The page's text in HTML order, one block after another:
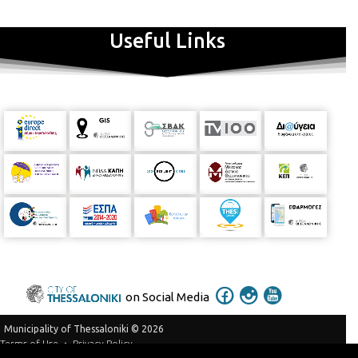
Useful Links
on Social Media
Municipality of Thessaloniki © 2026
Terms of Use
Privacy Policy